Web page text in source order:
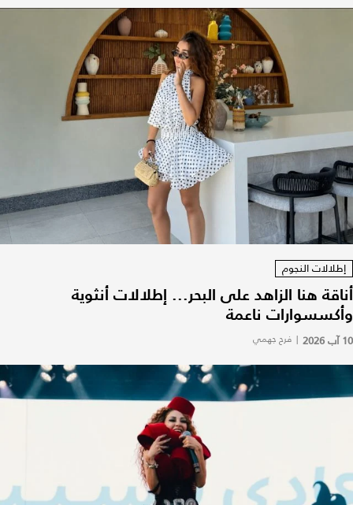
إطلالات النجوم
أناقة هنا الزاهد على البحر... إطلالات أنثوية
وأكسسوارات ناعمة
10 آب 2026 | فرح جهمي